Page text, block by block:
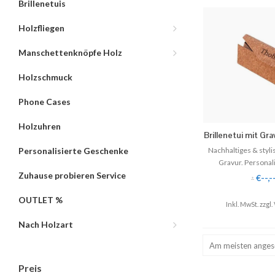
Brillenetuis
Holzfliegen
Manschettenknöpfe Holz
Holzschmuck
Phone Cases
Holzuhren
Personalisierte Geschenke
Zuhause probieren Service
OUTLET %
Nach Holzart
Preis
Brillenetui mit
mit
Nachhaltiges &
Gravur.
✓ Individuell
* €--,--
Inkl. MwSt. zzgl.
Am meisten